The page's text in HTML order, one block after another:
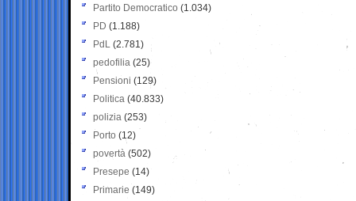
Partito Democratico (1.034)
PD (1.188)
PdL (2.781)
pedofilia (25)
Pensioni (129)
Politica (40.833)
polizia (253)
Porto (12)
povertà (502)
Presepe (14)
Primarie (149)